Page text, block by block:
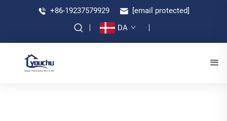
+86-19237579929
[email protected]
DA